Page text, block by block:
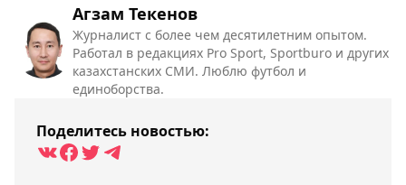
Агзам Текенов
Журналист с более чем десятилетним опытом.
Работал в редакциях Pro Sport, Sportburo и других
казахстанских СМИ. Люблю футбол и
единоборства.
Поделитесь новостью: